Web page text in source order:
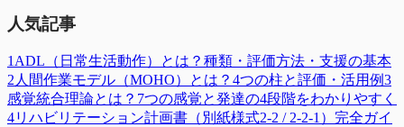
人気記事
1 ADL（日常生活動作）とは？種類・評価方法・支援の基本
2 人間作業モデル（MOHO）とは？4つの柱と評価・活用例3
感覚統合理論とは？7つの感覚と発達の4段階をわかりやすく
4リハビリテーション計画書（別紙様式2-2 / 2-2-1）完全ガイ